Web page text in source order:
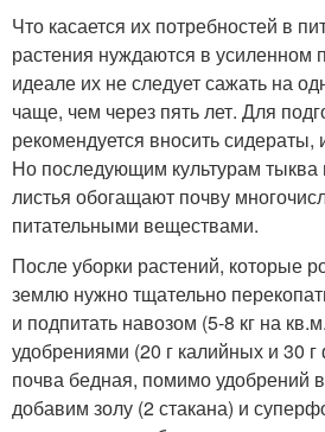
Что касается их потребностей в
растения нуждаются в усиленном
идеале их не следует сажать на
чаще, чем через пять лет. Для
рекомендуется вносить сидераты,
Но последующим культурам тыква
листья обогащают почву
питательными веществами.
После уборки растений, которые
землю нужно тщательно
и подпитать навозом (5-8 кг на
удобрениями (20 г калийных и 30
почва бедная, помимо удобрений
добавим золу (2 стакана) и